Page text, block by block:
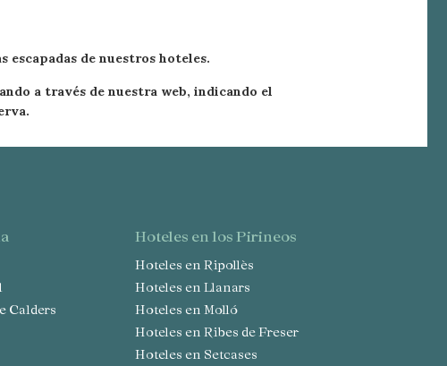
escapadas de nuestros hoteles.
a través de nuestra web, indicando el
Calders
hoteles en los Pirineos
Hoteles en Ripollès
Hoteles en Llanars
Hoteles en Molló
Hoteles en Ribes de Freser
Hoteles en Setcases